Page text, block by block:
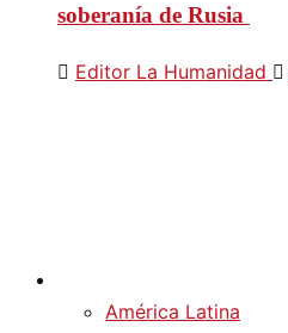
soberanía de Rusia
Editor La Humanidad
América Latina